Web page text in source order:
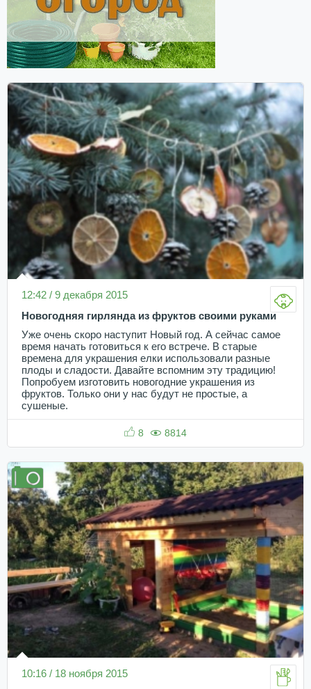
12:42 / 9 декабря 2015
Новогодняя гирлянда из фруктов своими руками
Уже очень скоро наступит Новый год. А сейчас самое
время начать готовиться к его встрече. В старые
времена для украшения елки использовали разные
плоды и сладости. Давайте вспомним эту традицию!
Попробуем изготовить новогодние украшения из
фруктов. Только они у нас будут не простые, а
сушеные.
8 8814
10:16 / 18 ноября 2015